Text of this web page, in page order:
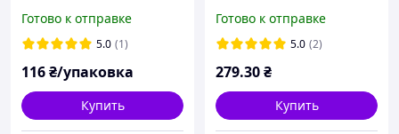
нарезные в пачке из
спанлейса с гладкой
Готово к отправке
5.0 (1)
116₴/упаковка
Купить
Готово к отправке
5.0 (2)
279.30₴
Купить